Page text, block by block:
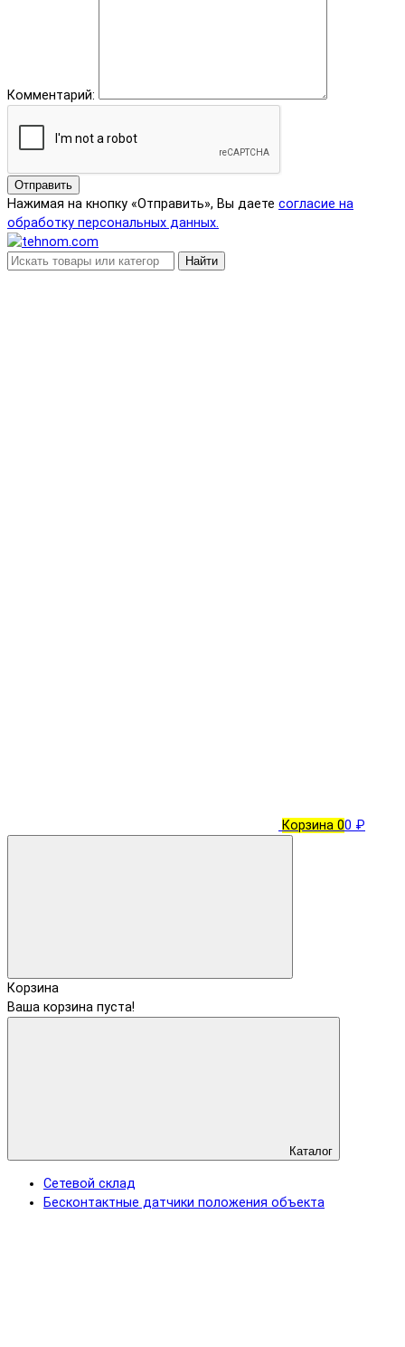
Комментарий:
Отправить
Нажимая на кнопку «Отправить», Вы даете согласие на
обработку персональных данных.
Найти
Корзина 00 ₽
Корзина
Ваша корзина пуста!
Каталог
Сетевой склад
Бесконтактные датчики положения объекта